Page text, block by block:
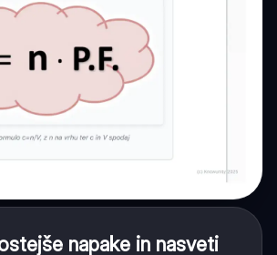
napake in nasveti